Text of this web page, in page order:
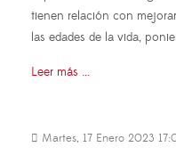
tienen relación con
las edades de la vida,
Leer más ...
Martes, 17 Enero 2023